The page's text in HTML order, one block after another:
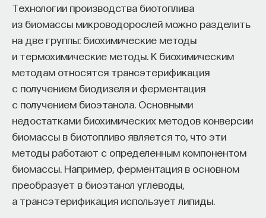
Технологии производства биотоплива
из биомассы микроводорослей можно разделить
на две группы: биохимические методы
и термохимические методы. К биохимическим
методам относятся трансэтерификация
с получением биодизеля и ферментация
с получением биоэтанола. Основными
недостатками биохимических методов конверсии
биомассы в биотопливо является то, что эти
методы работают с определенным компонентом
биомассы. Например, ферментация в основном
преобразует в биоэтанол углеводы,
а трансэтерификация использует липиды.
«Мыслить как учёный» — подкаст основателя
ПостНауки Ивара Максутова о людях, которые
меняют мир. В каждом выпуске — разговоры
с исследователями, предпринимателями,
инвесторами и изобретателями. За десятки
эпизодов Ивар обсудил большие языковые
модели вместе с Михаилом Бурцевым, цифровые
данные в фармацевтике с Ириной Ефименко,
агротехнологии с Михаилом Тавером и много
других тем — от коучинга до фармакогенетики.
В будущих выпусках их список будет только
расширяться — слушайте подкаст наYouTube,
Яндекс Музыке,Apple Podcasts,VKи